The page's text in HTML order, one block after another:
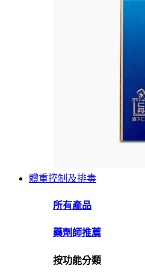
體重控制及排毒
所有產品
藥劑師推薦
按功能分類